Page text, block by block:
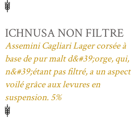
ICHNUSA NON FILTRE
Assemini Cagliari Lager corsée à
base de pur malt d&#39;orge, qui,
n&#39;étant pas filtré, a un aspect
voilé grâce aux levures en
suspension. 5%